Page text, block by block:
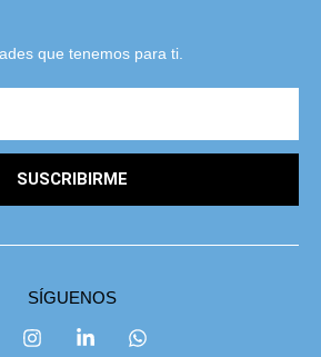
que tenemos para ti.
SUSCRIBIRME
SÍGUENOS